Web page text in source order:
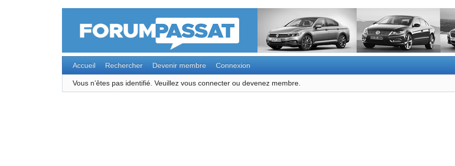
Accueil Rechercher Devenir membre Connexion
Vous n’êtes pas identifié. Veuillez vous connecter ou devenez membre.